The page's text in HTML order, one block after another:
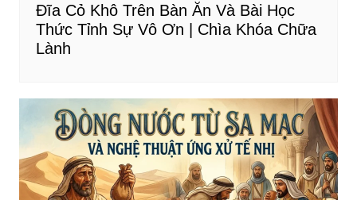
Đĩa Cỏ Khô Trên Bàn Ăn Và Bài Học
Thức Tỉnh Sự Vô Ơn | Chìa Khóa Chữa
Lành